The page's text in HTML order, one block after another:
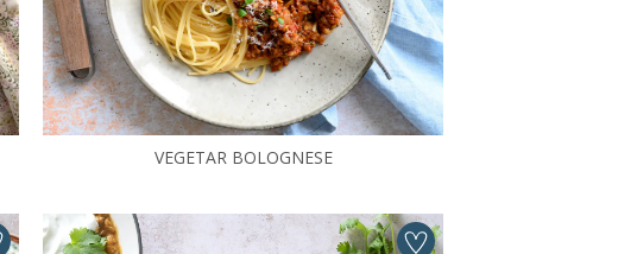
VEGETAR BOLOGNESE